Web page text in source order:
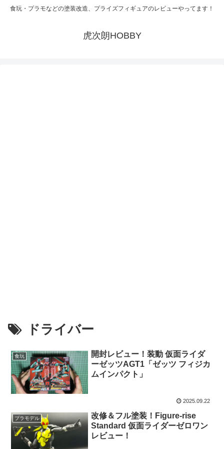
食玩・プラモなどの塗装改造、プライズフィギュアのレビューやってます！
虎次朗HOBBY
ドライバー
食玩
開封レビュー！装動 仮面ライダ
ーゼッツAGT1「ゼッツ フィジカ
ムインパクト」
2025.09.22
プラモデル
改修＆フル塗装！Figure-rise
Standard 仮面ライダーゼロワン
レビュー！